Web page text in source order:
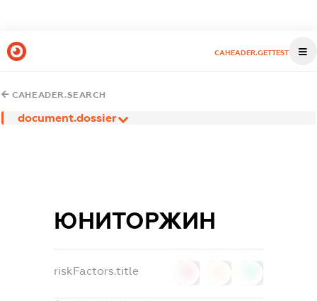
CAHEADER.GETTEST
CAHEADER.SEARCH
document.dossier
ЮНИТОРЖИН
riskFactors.title